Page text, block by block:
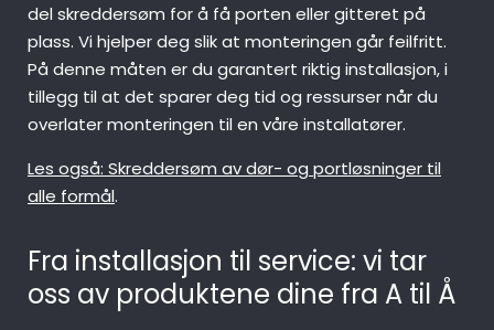
del skreddersøm for å få porten eller gitteret på
plass. Vi hjelper deg slik at monteringen går feilfritt.
På denne måten er du garantert riktig installasjon, i
tillegg til at det sparer deg tid og ressurser når du
overlater monteringen til en våre installatører.
Les også: Skreddersøm av dør- og portløsninger til
alle formål.
Fra installasjon til service: vi tar
oss av produktene dine fra A til Å